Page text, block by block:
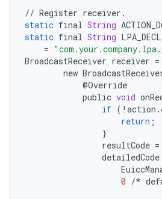
// Register receiver .
static final String
static final String
=
BroadcastReceiver receiver =
new
@Override
public void
if ( ! action .
return ;
}
resultCode =
detailedCode
0 /*